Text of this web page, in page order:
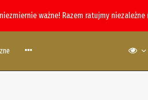
ważne! Razem ratujmy